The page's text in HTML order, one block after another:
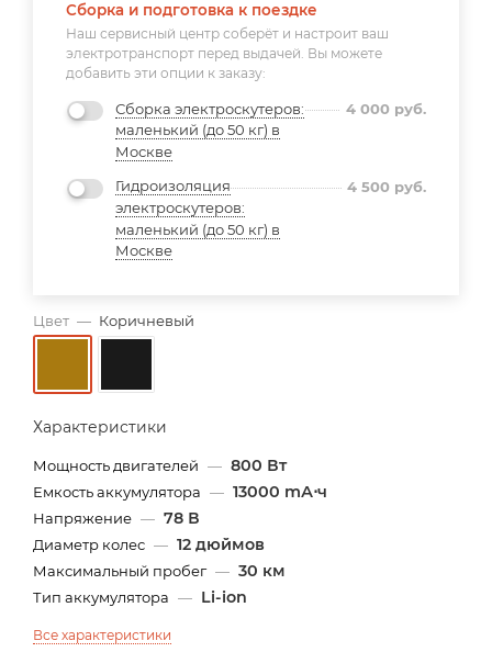
Цвет — Коричневый
Характеристики
Мощность двигателей — 800 Вт
Емкость аккумулятора — 13000 mА⋅ч
Напряжение — 78 В
Диаметр колес — 12 дюймов
Максимальный пробег — 30 км
Тип аккумулятора — Li-ion
Все характеристики
Сборка и подготовка к поездке
Наш сервисный центр соберёт и настроит ваш
электротранспорт перед выдачей. Вы можете
добавить эти опции к заказу:
Сборка электроскутеров:
маленький (до 50 кг) в
Москве
4 000 руб.
Гидроизоляция
электроскутеров:
маленький (до 50 кг) в
Москве
4 500 руб.